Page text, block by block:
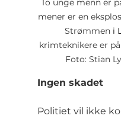
To unge menn er
mener er en
Strømmen i
krimteknikere er
Foto: Stian
Ingen skadet
Politiet vil ikke